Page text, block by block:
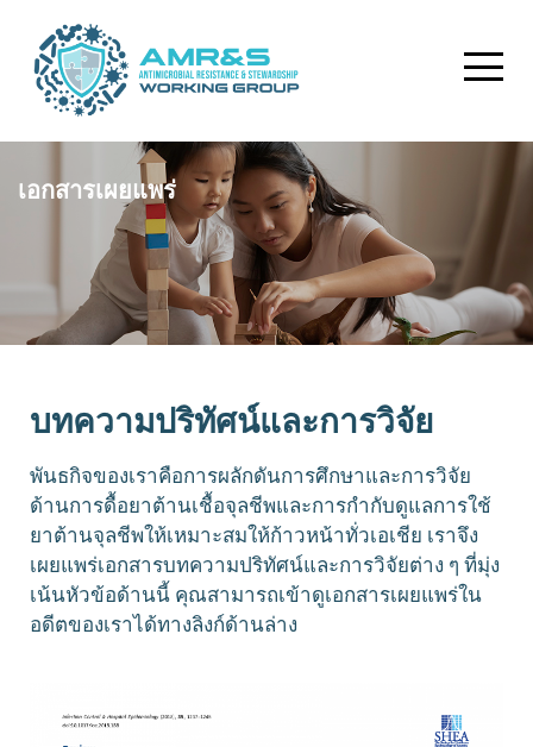
เอกสารเผยแพร่
บทความปริทัศน์และการวิจัย
พันธกิจของเราคือการผลักดันการศึกษาและการวิจัย
ด้านการดื้อยาต้านเชื้อจุลชีพและการกำกับดูแลการใช้
ยาต้านจุลชีพให้เหมาะสมให้ก้าวหน้าทั่วเอเชีย เราจึง
เผยแพร่เอกสารบทความปริทัศน์และการวิจัยต่าง ๆ ที่มุ่ง
เน้นหัวข้อด้านนี้ คุณสามารถเข้าดูเอกสารเผยแพร่ใน
อดีตของเราได้ทางลิงก์ด้านล่าง